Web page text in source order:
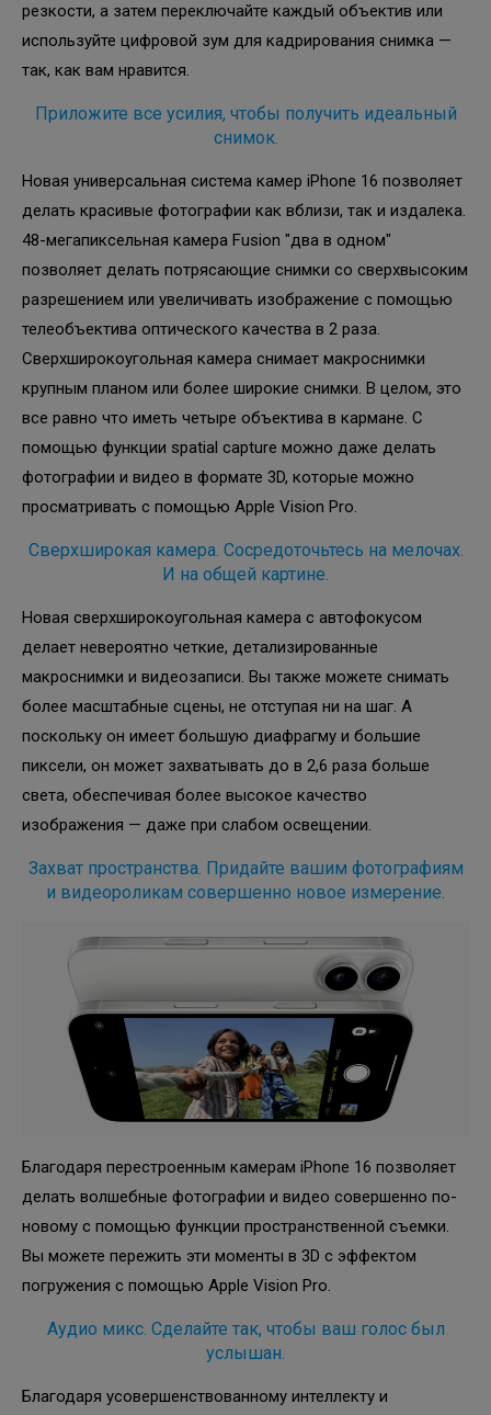
резкости, а затем переключайте каждый объектив или
используйте цифровой зум для кадрирования снимка —
так, как вам нравится.
Приложите все усилия, чтобы получить идеальный
снимок.
Новая универсальная система камер iPhone 16 позволяет
делать красивые фотографии как вблизи, так и издалека.
48-мегапиксельная камера Fusion "два в одном"
позволяет делать потрясающие снимки со сверхвысоким
разрешением или увеличивать изображение с помощью
телеобъектива оптического качества в 2 раза.
Сверхширокоугольная камера снимает макроснимки
крупным планом или более широкие снимки. В целом, это
все равно что иметь четыре объектива в кармане. С
помощью функции spatial capture можно даже делать
фотографии и видео в формате 3D, которые можно
просматривать с помощью Apple Vision Pro.
Сверхширокая камера. Сосредоточьтесь на мелочах.
И на общей картине.
Новая сверхширокоугольная камера с автофокусом
делает невероятно четкие, детализированные
макроснимки и видеозаписи. Вы также можете снимать
более масштабные сцены, не отступая ни на шаг. А
поскольку он имеет большую диафрагму и большие
пиксели, он может захватывать до в 2,6 раза больше
света, обеспечивая более высокое качество
изображения — даже при слабом освещении.
Захват пространства. Придайте вашим фотографиям
и видеороликам совершенно новое измерение.
Благодаря перестроенным камерам iPhone 16 позволяет
делать волшебные фотографии и видео совершенно по-
новому с помощью функции пространственной съемки.
Вы можете пережить эти моменты в 3D с эффектом
погружения с помощью Apple Vision Pro.
Аудио микс. Сделайте так, чтобы ваш голос был
услышан.
Благодаря усовершенствованному интеллекту и